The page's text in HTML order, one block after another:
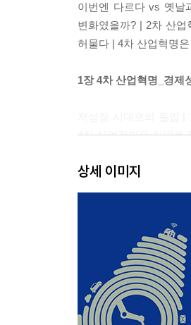
이번엔 다르다 vs 옛날
변화였을까? | 2차 산
허물다 | 4차 산업혁명
1장 4차 산업혁명_경제
저성장 시대로의 돌입
4차 산업혁명은 정말로
2장 인공지능_과연 인간
3장 자율주행_앞으로
자동차 자율주행, 어
자율주행과 인간 운전
있을까? | 보행로봇은
상세 이미지